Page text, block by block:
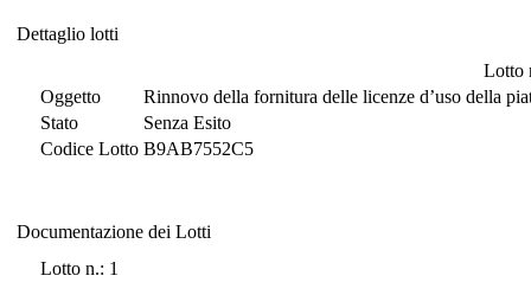
Dettaglio lotti
Lotto
Oggetto
Rinnovo della fornitura delle licenze d’uso della
Stato
Senza Esito
Codice Lotto B9AB7552C5
Documentazione dei Lotti
Lotto n.: 1